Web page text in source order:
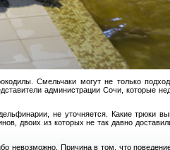
Смельчаки могут не только
администрации Сочи, которые
не уточняется. Какие трюки
двоих из которых не так давно
невозможно. Причина в том, что